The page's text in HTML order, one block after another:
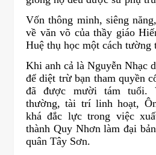
Vốn thông minh, siêng
về văn võ của thầy giáo
Huệ thụ học một cách
Khi anh cả là Nguyễn Nhạc
để diệt trừ bạn tham quyền
đã được mười tám tuổi.
thường, tài trí linh hoạt,
khá đắc lực trong việc
thành Quy Nhơn làm đại
quân Tây Sơn.